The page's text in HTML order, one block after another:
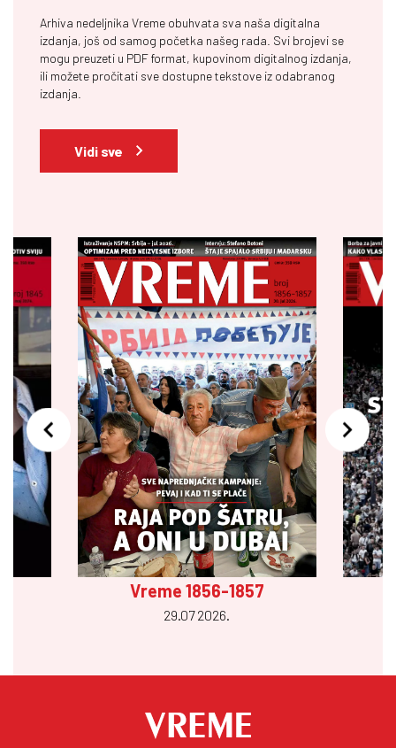
Arhiva nedeljnika Vreme obuhvata sva naša digitalna
izdanja, još od samog početka našeg rada. Svi brojevi se
mogu preuzeti u PDF format, kupovinom digitalnog izdanja,
ili možete pročitati sve dostupne tekstove iz odabranog
izdanja.
Vidi sve
Vreme 1856-1857
29.07 2026.